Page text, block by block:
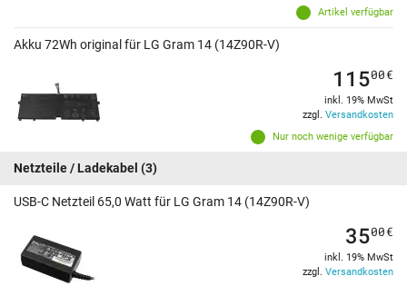
Artikel verfügbar
Akku 72Wh original für LG Gram 14 (14Z90R-V)
Nur noch wenige verfügbar
11500€
inkl. 19% MwSt
zzgl. Versandkosten
Netzteile / Ladekabel (3)
USB-C Netzteil 65,0 Watt für LG Gram 14 (14Z90R-V)
3500€
inkl. 19% MwSt
zzgl. Versandkosten